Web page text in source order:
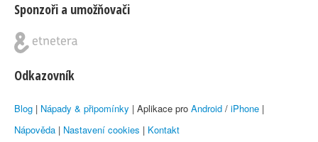
Sponzoři a umožňovači
Odkazovník
Blog | Nápady & připomínky | Aplikace pro Android / iPhone |
Nápověda | Nastavení cookies | Kontakt